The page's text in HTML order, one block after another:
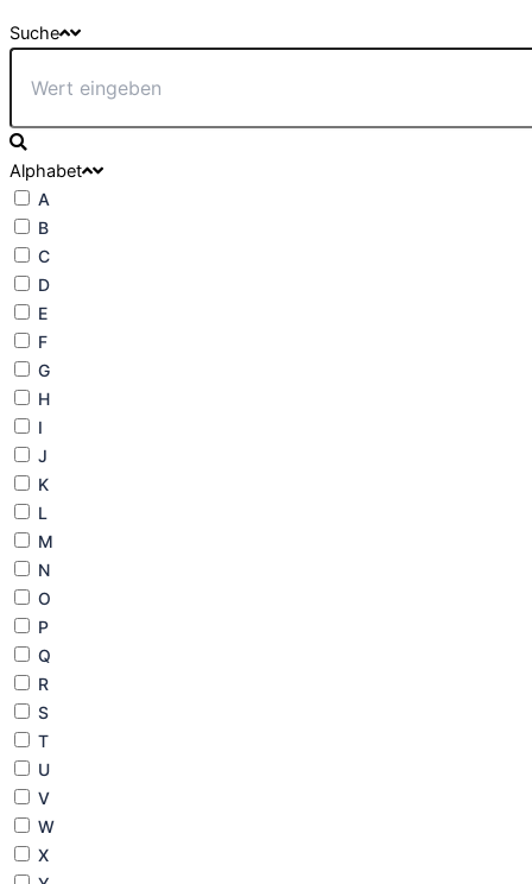
Suche
Alphabet
A
B
C
D
E
F
G
H
I
J
K
L
M
N
O
P
Q
R
S
T
U
V
W
X